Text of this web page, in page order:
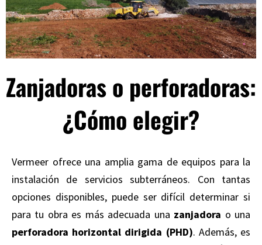
Zanjadoras o perforadoras:
¿Cómo elegir?
Vermeer ofrece una amplia gama de equipos para la
instalación de servicios subterráneos. Con tantas
opciones disponibles, puede ser difícil determinar si
para tu obra es más adecuada una zanjadora o una
perforadora horizontal dirigida (PHD). Además, es